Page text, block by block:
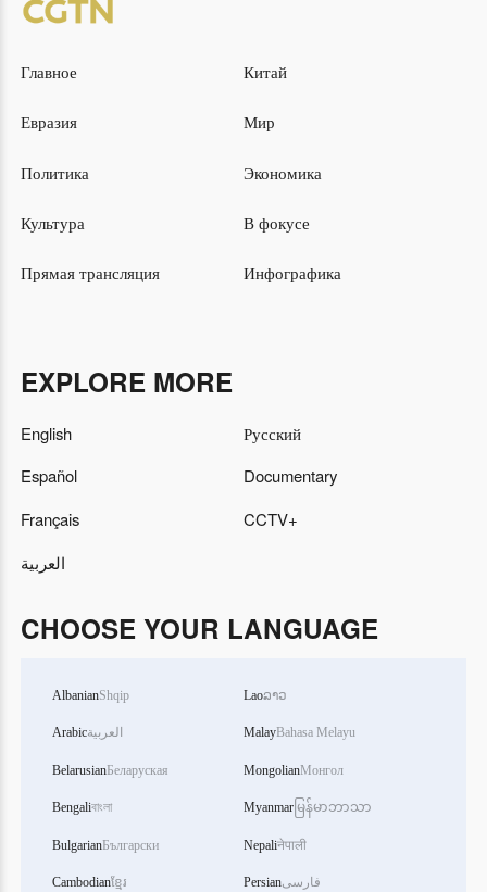
Главное Китай
Евразия Мир
Политика Экономика
Культура В фокусе
Прямая трансляция Инфографика
EXPLORE MORE
English
Español
Français
العربية
Русский
Documentary
CCTV+
CHOOSE YOUR LANGUAGE
AlbanianShqip
Arabicالعربية
BelarusianБеларуская
Bengaliবাংলা
BulgarianБългарски
Cambodianខ្មែរ
Laoລາວ
MalayBahasa Melayu
MongolianМонгол
Myanmar မြန်မာဘာသာ
Nepaliनेपाली
Persianفارسی